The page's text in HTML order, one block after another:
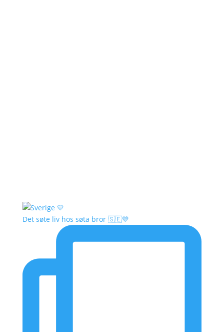
Det søte liv hos søta bror 🇸🇪💛